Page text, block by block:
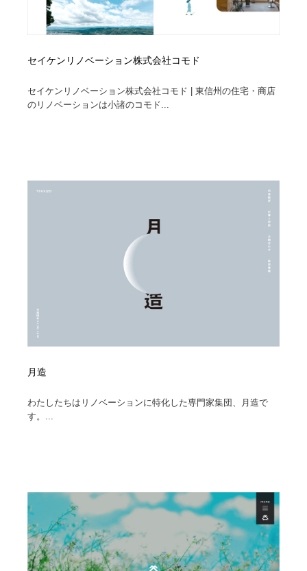
セイケンリノベーション株式会社コモド
セイケンリノベーション株式会社コモド | 東信州の住宅・商店
のリノベーションは小諸のコモド...
月造
わたしたちはリノベーションに特化した専門家集団、月造で
す。...